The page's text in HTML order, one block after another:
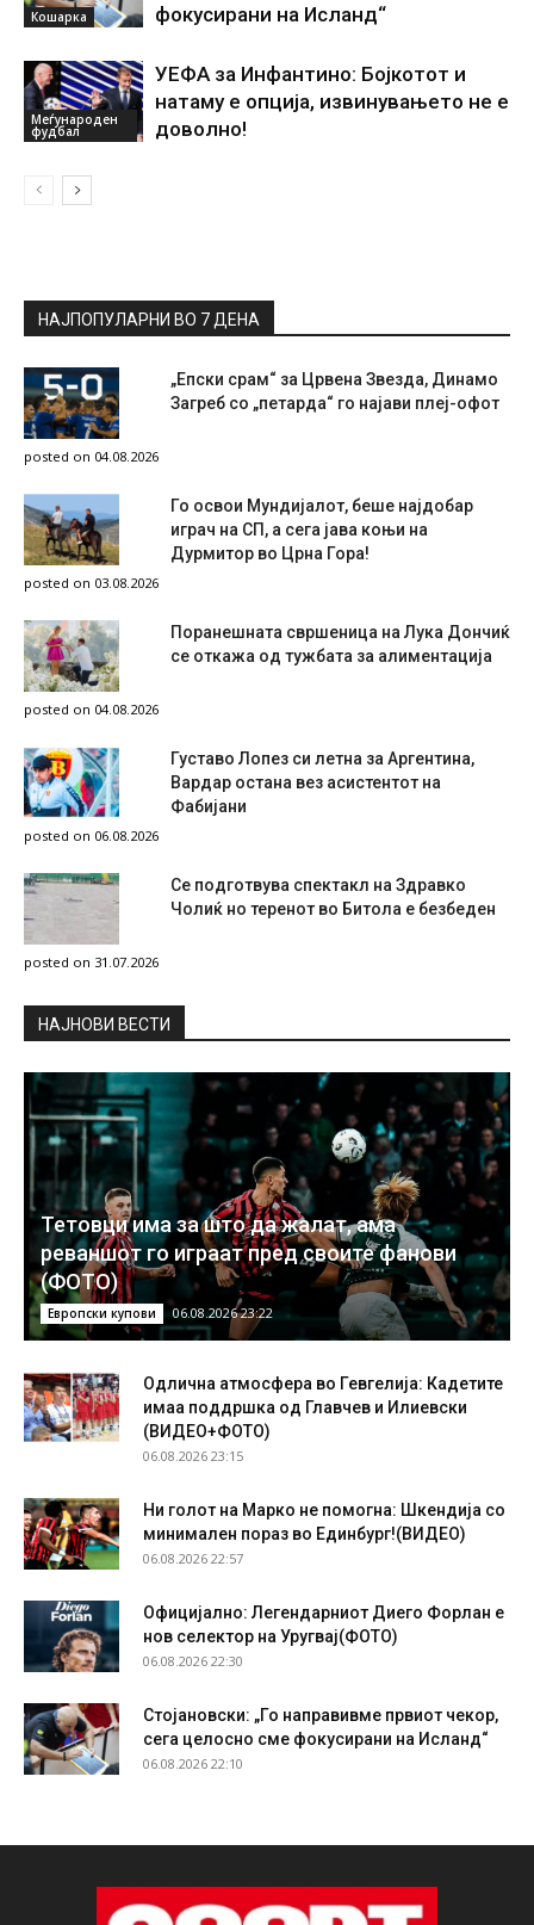
Кошарка
фокусирани на Исланд“
Меѓународен
фудбал
УЕФА за Инфантино: Бојкотот и
натаму е опција, извинувањето не е
доволно!
НАЈПОПУЛАРНИ ВО 7 ДЕНА
„Епски срам“ за Црвена Звезда, Динамо
Загреб со „петарда“ го најави плеј-офот
posted on 04.08.2026
Го освои Мундијалот, беше најдобар
играч на СП, а сега јава коњи на
Дурмитор во Црна Гора!
posted on 03.08.2026
Поранешната свршеница на Лука Дончиќ
се откажа од тужбата за алиментација
posted on 04.08.2026
Густаво Лопез си летна за Аргентина,
Вардар остана вез асистентот на
Фабијани
posted on 06.08.2026
Се подготвува спектакл на Здравко
Чолиќ но теренот во Битола е безбеден
posted on 31.07.2026
НAЈНОВИ ВЕСТИ
Тетовци има за што да жалат, ама
реваншот го играат пред своите фанови
(ФОТО)
Европски купови 06.08.2026 23:22
Одлична атмосфера во Гевгелија: Кадетите
имаа поддршка од Главчев и Илиевски
(ВИДЕО+ФОТО)
06.08.2026 23:15
Ни голот на Марко не помогна: Шкендија со
минимален пораз во Единбург!(ВИДЕО)
06.08.2026 22:57
Официјално: Легендарниот Диего Форлан е
нов селектор на Уругвај(ФОТО)
06.08.2026 22:30
Стојановски: „Го направивме првиот чекор,
сега целосно сме фокусирани на Исланд“
06.08.2026 22:10